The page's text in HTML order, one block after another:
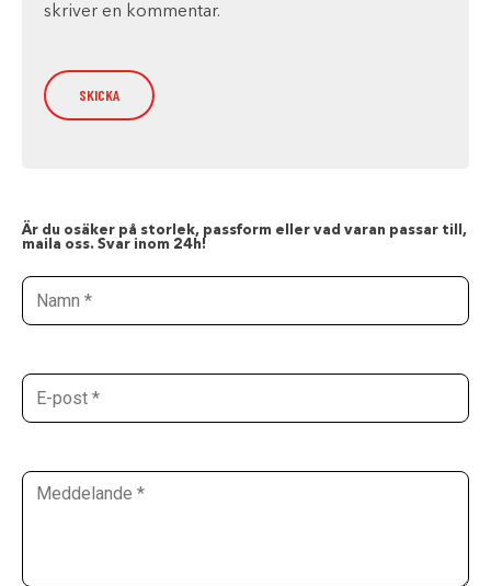
skriver en kommentar.
Är du osäker på storlek, passform eller vad varan passar till,
maila oss. Svar inom 24h!